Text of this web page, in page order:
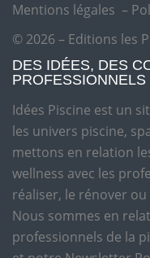
Mentions légales –
© 2026 – Editions les
DES IDÉES, DES
PROFESSIONNELS
Idées Piscine est un
les univers piscine,
mettons en relation
wellness avec les
réaliser, le rénover ou
Nous sommes en
professionnels de la